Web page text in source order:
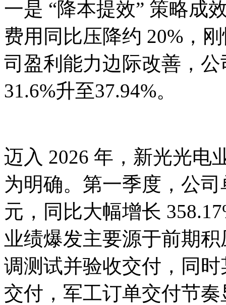
一是 “降本提效” 策略成
费用同比压降约 20%，
司盈利能力边际改善，
31.6%升至37.94%。
迈入 2026 年，新光光电
为明确。第一季度，公
元，同比大幅增长
业绩爆发主要源于前期
调测试并验收交付，同
交付，军工订单交付节